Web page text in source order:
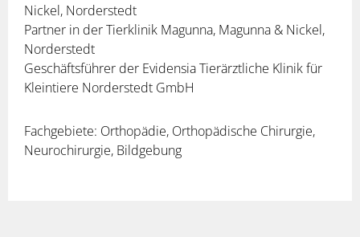
Nickel, Norderstedt
Partner in der Tierklinik Magunna, Magunna & Nickel,
Norderstedt
Geschäftsführer der Evidensia Tierärztliche Klinik für
Kleintiere Norderstedt GmbH
Fachgebiete: Orthopädie, Orthopädische Chirurgie,
Neurochirurgie, Bildgebung